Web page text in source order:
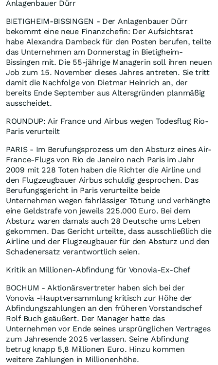
Anlagenbauer Dürr
BIETIGHEIM-BISSINGEN - Der Anlagenbauer Dürr
bekommt eine neue Finanzchefin: Der Aufsichtsrat
habe Alexandra Dambeck für den Posten berufen, teilte
das Unternehmen am Donnerstag in Bietigheim-
Bissingen mit. Die 55-jährige Managerin soll ihren neuen
Job zum 15. November dieses Jahres antreten. Sie tritt
damit die Nachfolge von Dietmar Heinrich an, der
bereits Ende September aus Altersgründen planmäßig
ausscheidet.
ROUNDUP: Air France und Airbus wegen Todesflug Rio-
Paris verurteilt
PARIS - Im Berufungsprozess um den Absturz eines Air-
France-Flugs von Rio de Janeiro nach Paris im Jahr
2009 mit 228 Toten haben die Richter die Airline und
den Flugzeugbauer Airbus schuldig gesprochen. Das
Berufungsgericht in Paris verurteilte beide
Unternehmen wegen fahrlässiger Tötung und verhängte
eine Geldstrafe von jeweils 225.000 Euro. Bei dem
Absturz waren damals auch 28 Deutsche ums Leben
gekommen. Das Gericht urteilte, dass ausschließlich die
Airline und der Flugzeugbauer für den Absturz und den
Schadenersatz verantwortlich seien.
Kritik an Millionen-Abfindung für Vonovia-Ex-Chef
BOCHUM - Aktionärsvertreter haben sich bei der
Vonovia -Hauptversammlung kritisch zur Höhe der
Abfindungszahlungen an den früheren Vorstandschef
Rolf Buch geäußert. Der Manager hatte das
Unternehmen vor Ende seines ursprünglichen Vertrages
zum Jahresende 2025 verlassen. Seine Abfindung
betrug knapp 5,8 Millionen Euro. Hinzu kommen
weitere Zahlungen in Millionenhöhe.